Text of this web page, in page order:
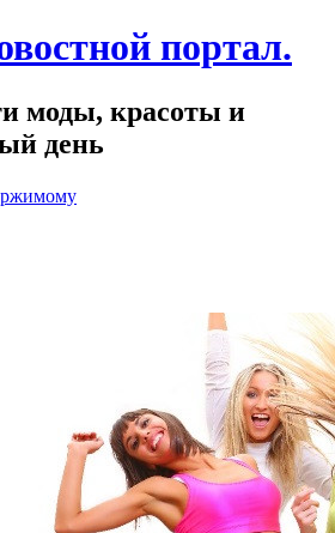
портал.
моды, красоты и
день